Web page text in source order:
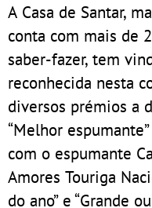
A Casa de Santar,
conta com mais de
saber-fazer, tem
reconhecida nesta
diversos prémios a
“Melhor
com o espumante
Amores Touriga
do ano” e “Grande